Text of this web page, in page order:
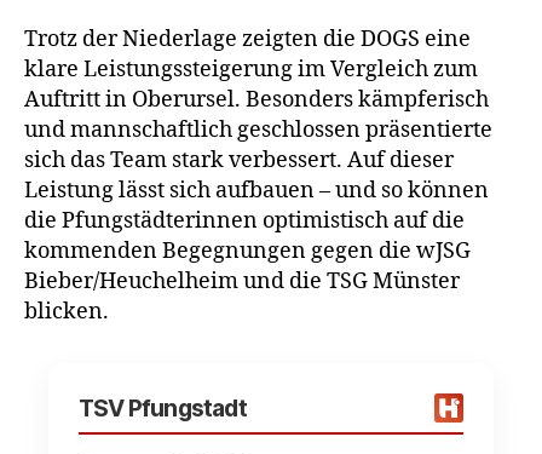
Trotz der Niederlage zeigten die DOGS eine
klare Leistungssteigerung im Vergleich zum
Auftritt in Oberursel. Besonders kämpferisch
und mannschaftlich geschlossen präsentierte
sich das Team stark verbessert. Auf dieser
Leistung lässt sich aufbauen – und so können
die Pfungstädterinnen optimistisch auf die
kommenden Begegnungen gegen die wJSG
Bieber/Heuchelheim und die TSG Münster
blicken.
TSV Pfungstadt